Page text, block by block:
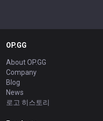
OP.GG
About OP.GG
Company
Blog
News
로고 히스토리